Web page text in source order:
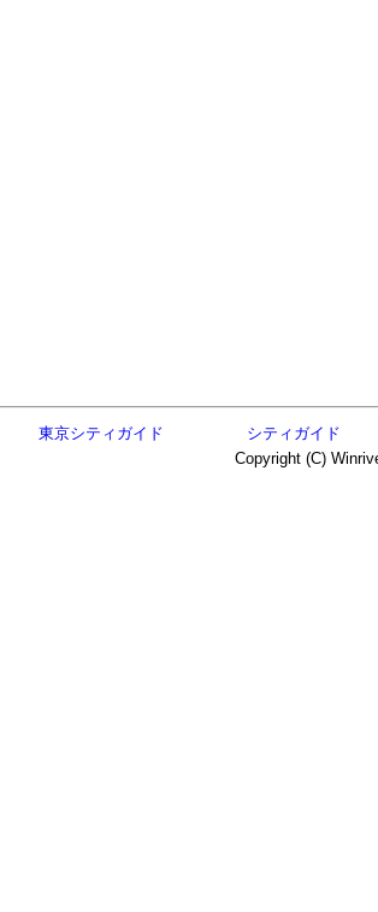
東京シティガイド
シティガイド
Copyright (C)